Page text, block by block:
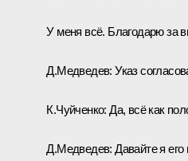
У меня всё. Благодарю за
Д.Медведев:Указ
К.Чуйченко: Да, всё как
Д.Медведев:Давайте я его